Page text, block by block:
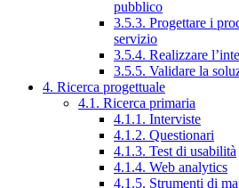
pubblico
3.5.3. Progettare i
servizio
3.5.4. Realizzare
3.5.5. Validare la
4. Ricerca progettuale
4.1. Ricerca primaria
4.1.1. Interviste
4.1.2. Questionari
4.1.3. Test di usabilità
4.1.4. Web analytics
4.1.5. Strumenti di